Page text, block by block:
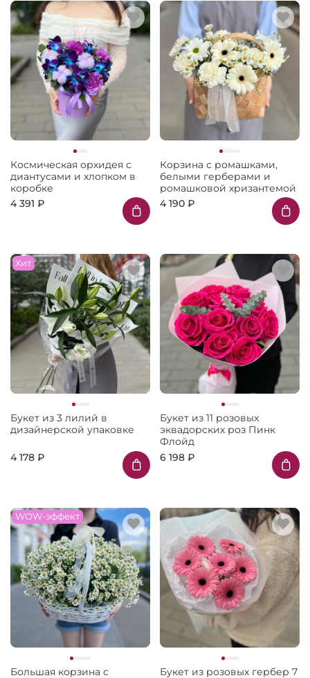
Космическая орхидея с
диантусами и хлопком в
коробке
4 391 ₽
Корзина с ромашками,
белыми герберами и
ромашковой хризантемой
4 190 ₽
Хит
Букет из 3 лилий в
дизайнерской упаковке
4 178 ₽
Букет из 11 розовых
эквадорских роз Пинк
Флойд
6 198 ₽
WOW-эффект
Большая корзина с
Букет из розовых гербер 7